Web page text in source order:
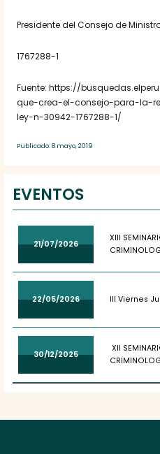
Presidente del Consejo de
1767288-1
Fuente: https://
que-crea-el-consejo-para-la-
ley-n-30942-1767288-1/
Publicado: 8 mayo, 2019
EVENTOS
21/07/2026
XIII
22/05/2026 III Viernes
30/12/2025
XII